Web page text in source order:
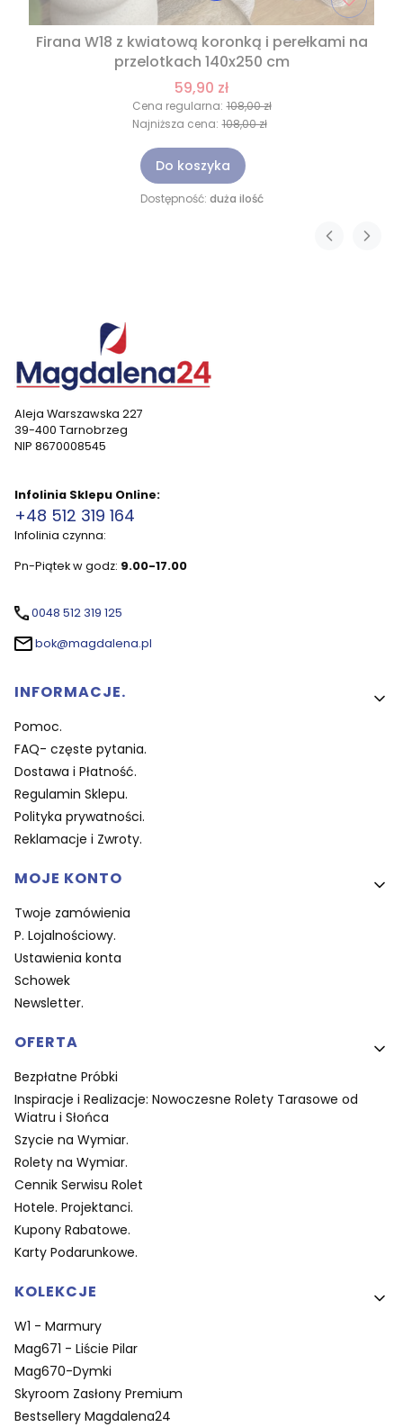
Firana W18 z kwiatową koronką i perełkami na
przelotkach 140x250 cm
59,90 zł
Cena regularna: 108,00 zł
Najniższa cena: 108,00 zł
Do koszyka
Dostępność: duża ilość
Aleja Warszawska 227
39-400 Tarnobrzeg
NIP 8670008545
Infolinia Sklepu Online:
+48 512 319 164
Infolinia czynna:
Pn-Piątek w godz: 9.00-17.00
0048 512 319 125
bok@magdalena.pl
Linki w stopce
INFORMACJE.
Pomoc.
FAQ- częste pytania.
Dostawa i Płatność.
Regulamin Sklepu.
Polityka prywatności.
Reklamacje i Zwroty.
MOJE KONTO
Twoje zamówienia
P. Lojalnościowy.
Ustawienia konta
Schowek
Newsletter.
OFERTA
Bezpłatne Próbki
Inspiracje i Realizacje: Nowoczesne Rolety Tarasowe od
Wiatru i Słońca
Szycie na Wymiar.
Rolety na Wymiar.
Cennik Serwisu Rolet
Hotele. Projektanci.
Kupony Rabatowe.
Karty Podarunkowe.
KOLEKCJE
W1 - Marmury
Mag671 - Liście Pilar
Mag670-Dymki
Skyroom Zasłony Premium
Bestsellery Magdalena24